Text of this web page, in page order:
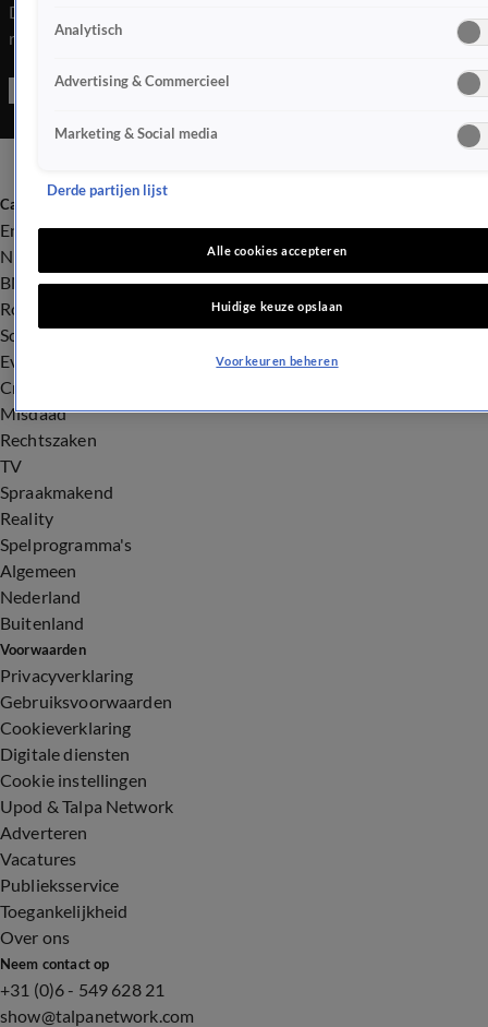
De tijdelijke vervanger van K3-Marthe lijkt nu al voor gemixte
reacties te zorgen. Hoewel vele fans erg enthousiast waren
vuur te liggen...
Categorieën
Entertainment
Nieuws
BN'ers
Royalty
Songfestival
Evenementen
Crime
Misdaad
Rechtszaken
TV
Spraakmakend
Reality
Spelprogramma's
Algemeen
Nederland
Buitenland
Voorwaarden
Privacyverklaring
Gebruiksvoorwaarden
Cookieverklaring
Digitale diensten
Cookie instellingen
Upod & Talpa Network
Adverteren
Vacatures
Publieksservice
Toegankelijkheid
Over ons
Neem contact op
+31 (0)6 - 549 628 21
show@talpanetwork.com
Analytisch
Advertising & Commercieel
Marketing & Social media
Derde partijen lijst
Alle cookies accepteren
Huidige keuze opslaan
Voorkeuren beheren